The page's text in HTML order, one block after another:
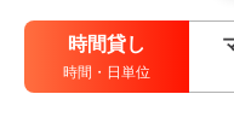
時間貸し
時間・日単位